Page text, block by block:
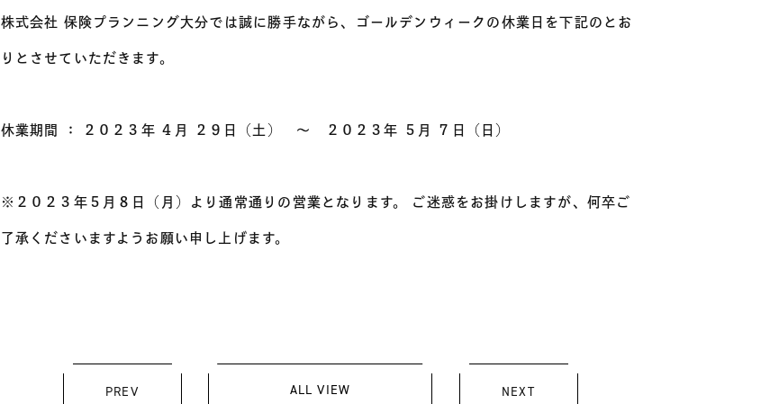
株式会社 保険プランニング大分では誠に勝手ながら、ゴールデンウィークの休業日を下記のとお
りとさせていただきます。
休業期間 ： ２０２３年 ４月 ２９日（土） ～ ２０２３年 ５月 ７日（日）
※２０２３年５月８日（月）より通常通りの営業となります。 ご迷惑をお掛けしますが、何卒ご
了承くださいますようお願い申し上げます。
PREV NEXT
ALL VIEW